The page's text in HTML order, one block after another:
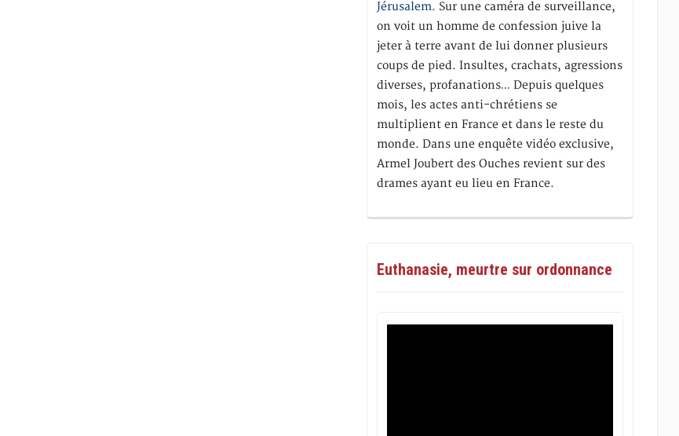
Jérusalem. Sur une caméra de surveillance,
on voit un homme de confession juive la
jeter à terre avant de lui donner plusieurs
coups de pied. Insultes, crachats, agressions
diverses, profanations… Depuis quelques
mois, les actes anti-chrétiens se
multiplient en France et dans le reste du
monde. Dans une enquête vidéo exclusive,
Armel Joubert des Ouches revient sur des
drames ayant eu lieu en France.
Euthanasie, meurtre sur ordonnance